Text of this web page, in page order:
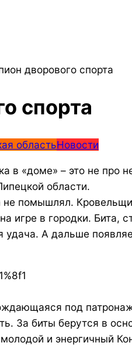
дворового спорта
спорта
областьНовости
в «доме» – это не про
области.
не помышлял.
игре в городки. Бита,
удача. А дальше
под
За биты берутся в
и энергичный